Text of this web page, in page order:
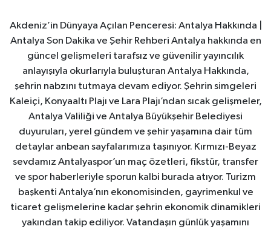
Akdeniz’in Dünyaya Açılan Penceresi: Antalya Hakkında |
Antalya Son Dakika ve Şehir Rehberi Antalya hakkında en
güncel gelişmeleri tarafsız ve güvenilir yayıncılık
anlayışıyla okurlarıyla buluşturan Antalya Hakkında,
şehrin nabzını tutmaya devam ediyor. Şehrin simgeleri
Kaleiçi, Konyaaltı Plajı ve Lara Plajı’ndan sıcak gelişmeler,
Antalya Valiliği ve Antalya Büyükşehir Belediyesi
duyuruları, yerel gündem ve şehir yaşamına dair tüm
detaylar anbean sayfalarımıza taşınıyor. Kırmızı-Beyaz
sevdamız Antalyaspor’un maç özetleri, fikstür, transfer
ve spor haberleriyle sporun kalbi burada atıyor. Turizm
başkenti Antalya’nın ekonomisinden, gayrimenkul ve
ticaret gelişmelerine kadar şehrin ekonomik dinamikleri
yakından takip ediliyor. Vatandaşın günlük yaşamını